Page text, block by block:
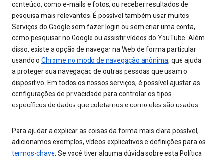
conteúdo, como e-mails e fotos, ou receber resultados de
pesquisa mais relevantes. É possível também usar muitos
Serviços do Google sem fazer login ou sem criar uma conta,
como pesquisar no Google ou assistir vídeos do YouTube. Além
disso, existe a opção de navegar na Web de forma particular
usando o Chrome no modo de navegação anônima, que ajuda
a proteger sua navegação de outras pessoas que usam o
dispositivo. Em todos os nossos serviços, é possível ajustar as
configurações de privacidade para controlar os tipos
específicos de dados que coletamos e como eles são usados.
Para ajudar a explicar as coisas da forma mais clara possível,
adicionamos exemplos, vídeos explicativos e definições para os
termos-chave. Se você tiver alguma dúvida sobre esta Política